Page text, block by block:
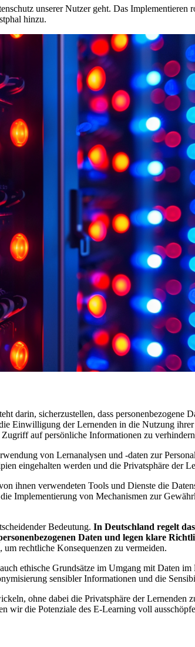
unserer Nutzer geht. Das
hinzu.
darin, sicherzustellen, dass personenbezogene
Einwilligung der Lernenden in die Nutzung
auf persönliche Informationen zu
von Lernanalysen und -daten zur
eingehalten werden und die Privatsphäre der
ihnen verwendeten Tools und Dienste die
Implementierung von Mechanismen zur
Bedeutung. In Deutschland regelt
Daten und legen klare
rechtliche Konsequenzen zu vermeiden.
ethische Grundsätze im Umgang mit Daten
sensibler Informationen und die
ohne dabei die Privatsphäre der Lernenden
wir die Potenziale des E-Learning voll